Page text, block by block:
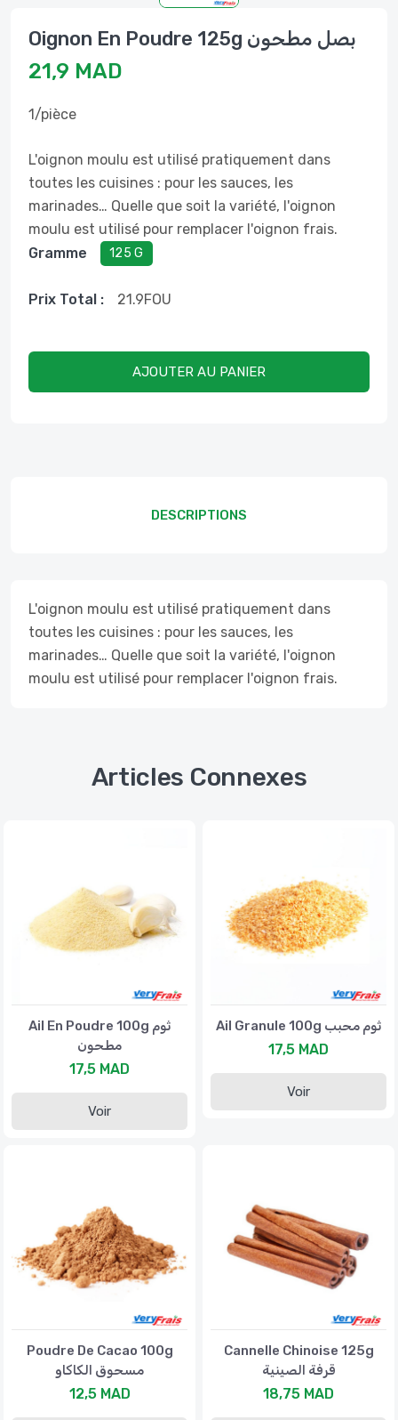
Oignon En Poudre 125g بصل مطحون
21,9 MAD
1/pièce
L'oignon moulu est utilisé pratiquement dans
toutes les cuisines : pour les sauces, les
marinades… Quelle que soit la variété, l'oignon
moulu est utilisé pour remplacer l'oignon frais.
Gramme
125 G
Prix ​​total : 21.9FOU
AJOUTER AU PANIER
DESCRIPTIONS
L'oignon moulu est utilisé pratiquement dans
toutes les cuisines : pour les sauces, les
marinades… Quelle que soit la variété, l'oignon
moulu est utilisé pour remplacer l'oignon frais.
Articles Connexes
Ail En Poudre 100g ثوم
مطحون
17,5 MAD
Voir
Ail Granule 100g ثوم محبب
17,5 MAD
Voir
Poudre De Cacao 100g
مسحوق الكاكاو
12,5 MAD
Cannelle Chinoise 125g
قرفة الصينية
18,75 MAD